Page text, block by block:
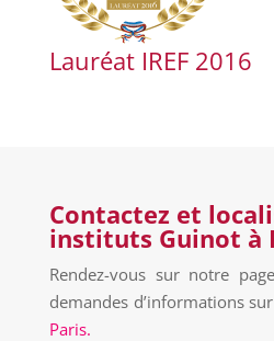
Lauréat IREF 2016
Contactez et
instituts Guinot à
Rendez-vous sur notre
demandes d’informations
Paris.